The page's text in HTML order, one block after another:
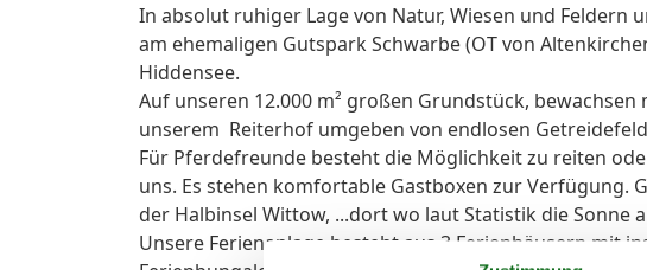
In absolut ruhiger Lage von Natur, Wiesen und Feldern
am ehemaligen Gutspark Schwarbe (OT von
Hiddensee.
Auf unseren 12.000 m² großen Grundstück,
unserem Reiterhof umgeben von endlosen
Für Pferdefreunde besteht die Möglichkeit zu reiten
uns. Es stehen komfortable Gastboxen zur Verfügung.
der Halbinsel Wittow, ...dort wo laut Statistik die Sonne
Unsere Ferienanlage besteht aus 3 Ferienhäusern mit